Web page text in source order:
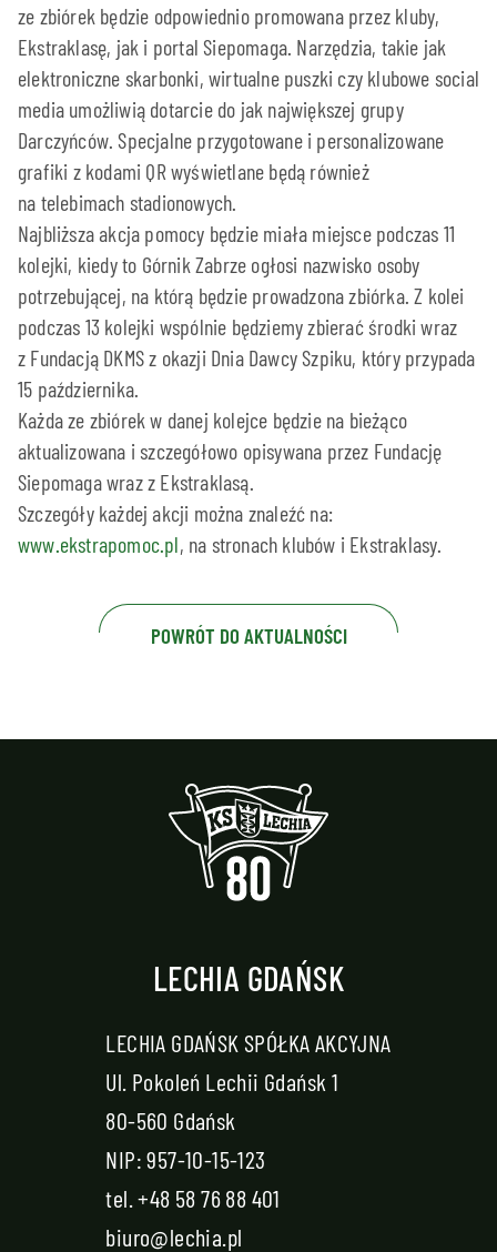
ze zbiórek będzie odpowiednio promowana przez kluby,
Ekstraklasę, jak i portal Siepomaga. Narzędzia, takie jak
elektroniczne skarbonki, wirtualne puszki czy klubowe social
media umożliwią dotarcie do jak największej grupy
Darczyńców. Specjalne przygotowane i personalizowane
grafiki z kodami QR wyświetlane będą również
na telebimach stadionowych.
Najbliższa akcja pomocy będzie miała miejsce podczas 11
kolejki, kiedy to Górnik Zabrze ogłosi nazwisko osoby
potrzebującej, na którą będzie prowadzona zbiórka. Z kolei
podczas 13 kolejki wspólnie będziemy zbierać środki wraz
z Fundacją DKMS z okazji Dnia Dawcy Szpiku, który przypada
15 października.
Każda ze zbiórek w danej kolejce będzie na bieżąco
aktualizowana i szczegółowo opisywana przez Fundację
Siepomaga wraz z Ekstraklasą.
Szczegóły każdej akcji można znaleźć na:
www.ekstrapomoc.pl, na stronach klubów i Ekstraklasy.
POWRÓT DO AKTUALNOŚCI
LECHIA GDAŃSK
LECHIA GDAŃSK SPÓŁKA AKCYJNA
Ul. Pokoleń Lechii Gdańsk 1
80-560 Gdańsk
NIP: 957-10-15-123
tel.+48 58 76 88 401
biuro@lechia.pl